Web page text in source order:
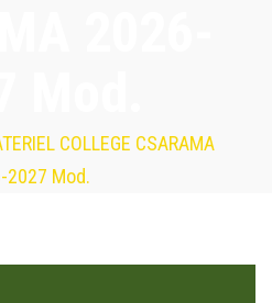
COLLEGE CSARAMA
2027 Mod.